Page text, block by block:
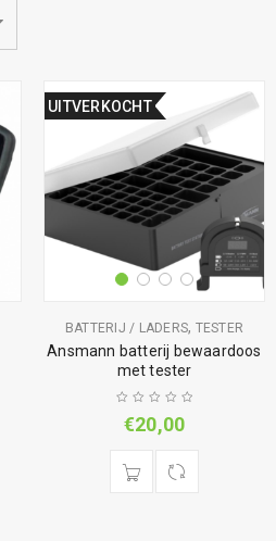
UITVERKOCHT
BATTERIJ / LADERS, TESTER
Ansmann batterij bewaardoos
met tester
€20,00